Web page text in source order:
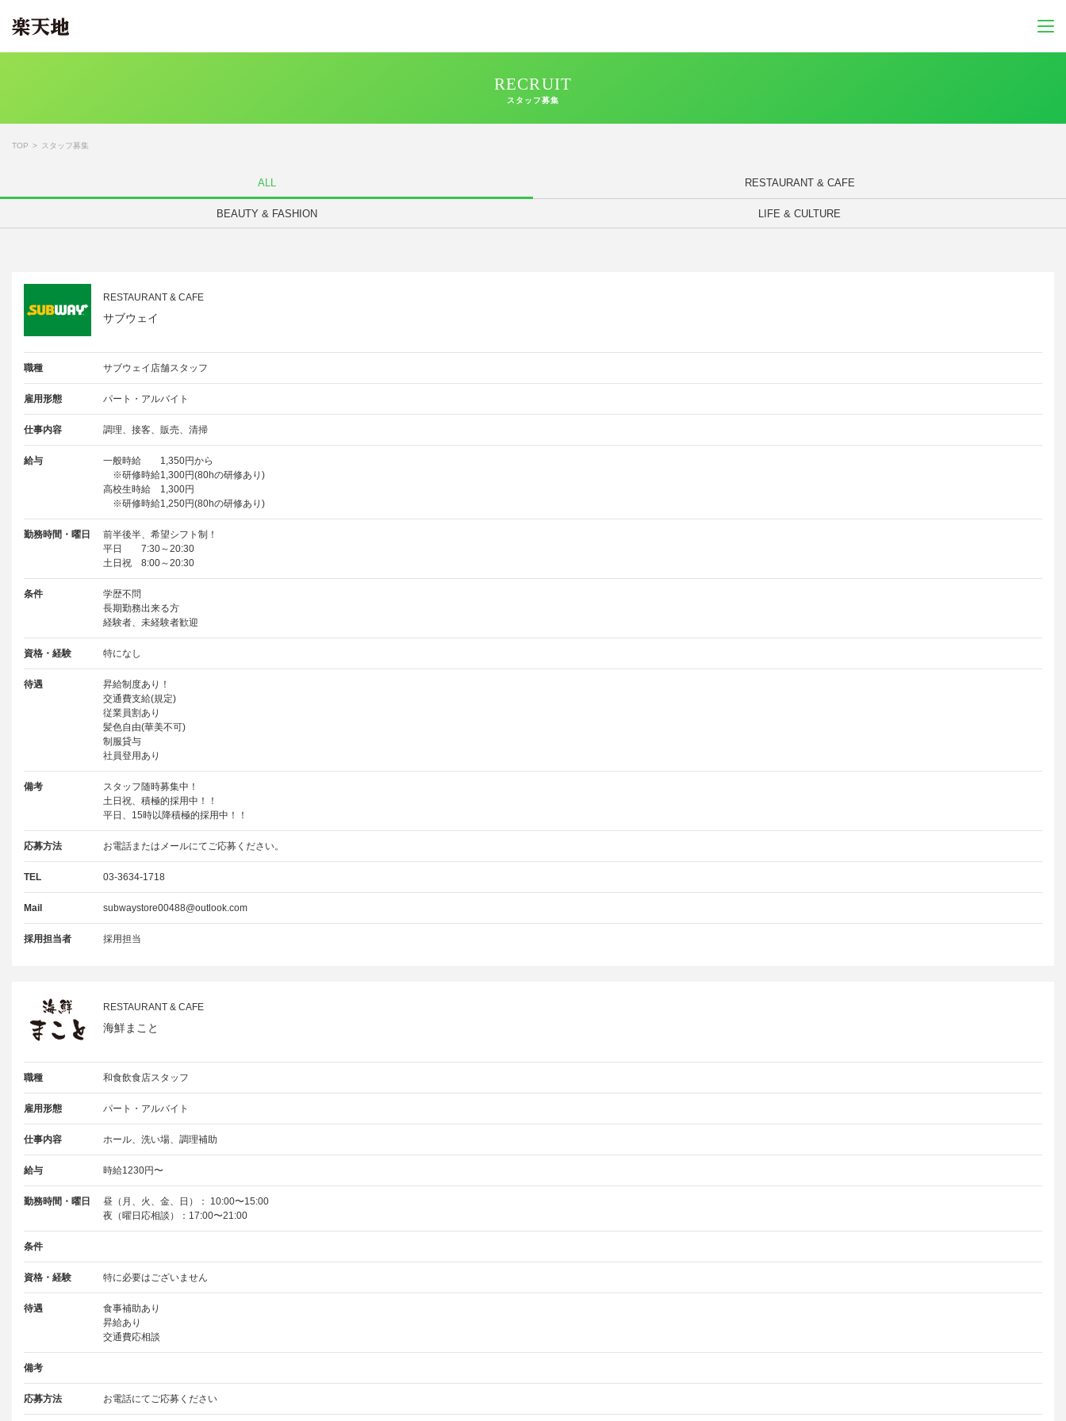
RECRUIT
スタッフ募集
TOP スタッフ募集
ALL RESTAURANT & CAFE
BEAUTY & FASHION LIFE & CULTURE
RESTAURANT & CAFE
サブウェイ
職種 サブウェイ店舗スタッフ
雇用形態 パート・アルバイト
仕事内容 調理、接客、販売、清掃
給与
一般時給 1,350円から
※研修時給1,300円(80hの研修あり)
高校生時給 1,300円
※研修時給1,250円(80hの研修あり)
勤務時間・曜日
前半後半、希望シフト制！
平日 7:30～20:30
土日祝 8:00～20:30
条件
学歴不問
長期勤務出来る方
経験者、未経験者歓迎
資格・経験 特になし
待遇
昇給制度あり！
交通費支給(規定)
従業員割あり
髪色自由(華美不可)
制服貸与
社員登用あり
備考
スタッフ随時募集中！
土日祝、積極的採用中！！
平日、15時以降積極的採用中！！
応募方法 お電話またはメールにてご応募ください。
TEL 03-3634-1718
Mail subwaystore00488@outlook.com
採用担当者 採用担当
RESTAURANT & CAFE
海鮮まこと
職種 和食飲食店スタッフ
雇用形態 パート・アルバイト
仕事内容 ホール、洗い場、調理補助
給与 時給1230円〜
勤務時間・曜日
昼（月、火、金、日）： 10:00〜15:00
夜（曜日応相談）：17:00〜21:00
条件
資格・経験 特に必要はございません
待遇
食事補助あり
昇給あり
交通費応相談
備考
応募方法 お電話にてご応募ください